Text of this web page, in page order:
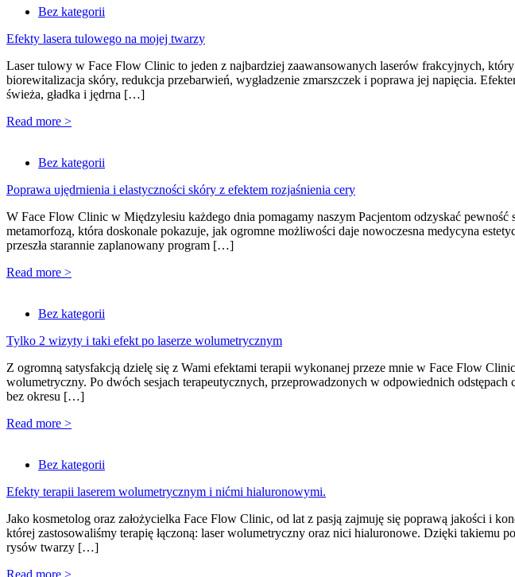
Bez kategorii
Efekty lasera tulowego na mojej twarzy
Laser tulowy w Face Flow Clinic to jeden z najbardziej zaawansowanych laserów frakcyjnych,
biorewitalizacja skóry, redukcja przebarwień, wygładzenie zmarszczek i poprawa jej napięcia.
świeża, gładka i jędrna […]
Read more >
Bez kategorii
Poprawa ujędrnienia i elastyczności skóry z efektem rozjaśnienia cery
W Face Flow Clinic w Międzylesiu każdego dnia pomagamy naszym Pacjentom odzyskać
metamorfozą, która doskonale pokazuje, jak ogromne możliwości daje nowoczesna medycyna
przeszła starannie zaplanowany program […]
Read more >
Bez kategorii
Tylko 2 wizyty i taki efekt po laserze wolumetrycznym
Z ogromną satysfakcją dzielę się z Wami efektami terapii wykonanej przeze mnie w Face Flow
wolumetryczny. Po dwóch sesjach terapeutycznych, przeprowadzonych w odpowiednich
bez okresu […]
Read more >
Bez kategorii
Efekty terapii laserem wolumetrycznym i nićmi hialuronowymi.
Jako kosmetolog oraz założycielka Face Flow Clinic, od lat z pasją zajmuję się poprawą jakości i
której zastosowaliśmy terapię łączoną: laser wolumetryczny oraz nici hialuronowe. Dzięki takiemu
rysów twarzy […]
Read more >